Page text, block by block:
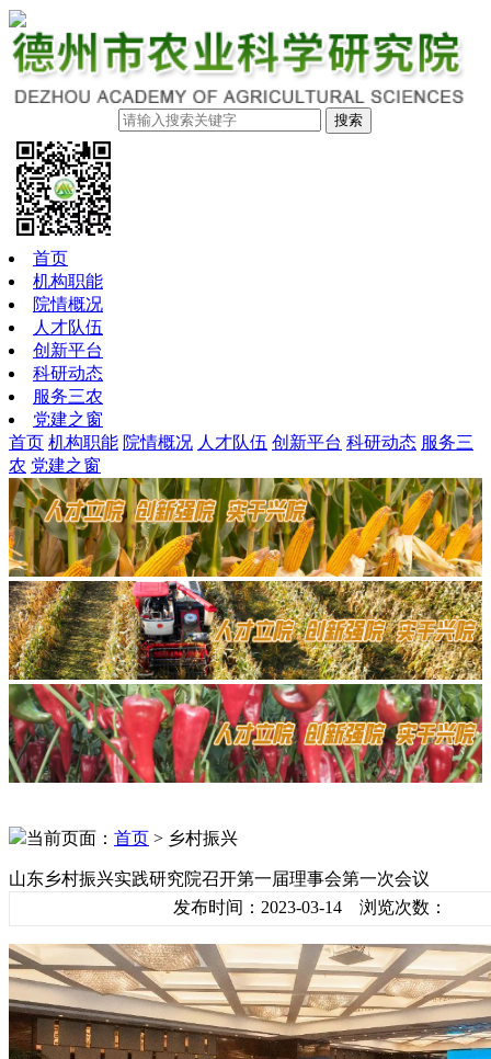
搜索
首页
机构职能
院情概况
人才队伍
创新平台
科研动态
服务三农
党建之窗
首页 机构职能 院情概况 人才队伍 创新平台 科研动态 服务三
农 党建之窗
当前页面： 首页 > 乡村振兴
山东乡村振兴实践研究院召开第一届理事会第一次会议
发布时间：2023-03-14 浏览次数：